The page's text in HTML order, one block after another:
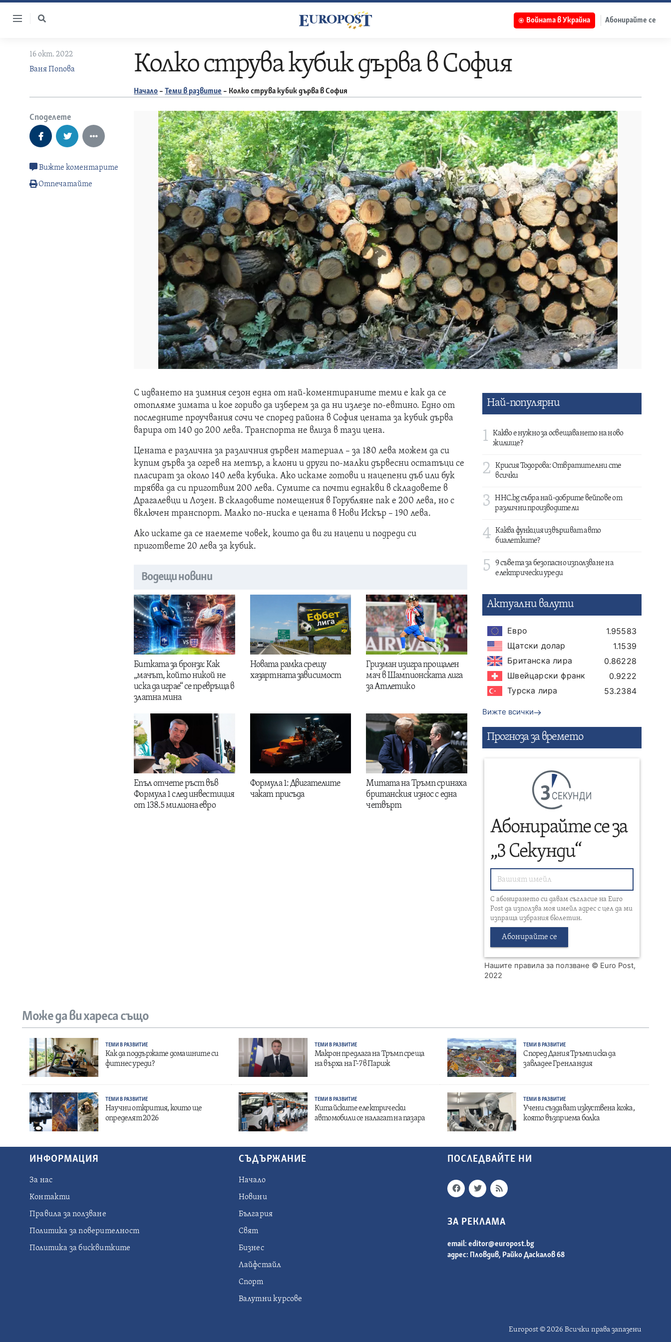
Skip
Войната в Украйна Абонирайте се
16 окт. 2022
Ваня Попова
Колко струва кубик дърва в София
Начало –Теми в развитие – Колко струва кубик дърва в София
Споделете
Вижте коментарите
Отпечатайте
С идването на зимния сезон една от най-коментираните теми е как да се
отопляме зимата и кое гориво да изберем за да ни излезе по-евтино. Едно от
последните проучвания сочи че според района в София цената за кубик дърва
варира от 140 до 200 лева. Транспорта не влиза в тази цена.
Цената е различна за различния дървен материал – за 180 лева можем да си
купим дърва за огрев на метър, а клони и други по-малки дървесни остатъци се
пласират за около 140 лева кубика. Ако искаме готови и нацепени дъб или бук
трябва да си приготвим 200 лева. Сумите са почти еднакви в складовете в
Драгалевци и Лозен. В складовите помещения в Горубляне пак е 200 лева, но с
включен транспорт. Малко по-ниска е цената в Нови Искър – 190 лева.
Ако искате да се наемете човек, които да ви ги нацепи и подреди си
пригответе 20 лева за кубик.
Водещи новини
Битката за бронза: Как
„мачът, който никой не
иска да играе“ се превръща в
златна мина
Новата рамка срещу
хазартната зависимост
Гризман изигра прощален
мач в Шампионската лига
за Атлетико
Епъл отчете ръст във
Формула 1 след инвестиция
от 138.5 милиона евро
Формула 1: Двигателите
чакат присъда
Митата на Тръмп сринаха
британския износ с една
четвърт
Най-популярни
1
Какво е нужно за освещаването на ново
жилище?
2
Крисия Тодорова: Отвратителни сте
всички
3
HHC.bg събра най-добрите вейпове от
различни производители
4 Каква функция извършват авто
биалетките?
5
9 съвета за безопасно използване на
електрически уреди
Актуални валути
Евро
1.95583
Щатски долар
1.1539
Британска лира
0.86228
Швейцарски франк
0.9222
Турска лира
53.2384
Вижте всички
Прогнозa за времето
СЕКУНДИ
Абонирайте се за
„3 Секунди“
С абонирането си давам съгласие на Euro
Post да използва моя имейл адрес с цел да ми
изпраща избрания бюлетин.
Абонирайте се
Нашите правила за ползване © Euro Post,
2022
Може да ви хареса също
ТЕМИ В РАЗВИТИЕ
Как да поддържате домашните си
фитнес уреди?
ТЕМИ В РАЗВИТИЕ
Макрон предлага на Тръмп среща
на върха на Г-7 в Париж
ТЕМИ В РАЗВИТИЕ
Според Дания Тръмп иска да
завладее Гренландия
ТЕМИ В РАЗВИТИЕ
Научни открития, които ще
определят 2026
ТЕМИ В РАЗВИТИЕ
Китайските електрически
автомобили се налагат на пазара
ТЕМИ В РАЗВИТИЕ
Учени създават изкуствена кожа,
която възприема болка
ИНФОРМАЦИЯ
За нас
Контакти
Правила за ползване
Политика за поверителност
Политика за бисквитките
СЪДЪРЖАНИЕ
Начало
Новини
България
Свят
Бизнес
Лайфстайл
Спорт
Валутни курсове
ПОСЛЕДВАЙТЕ НИ
ЗА РЕКЛАМА
email:editor@europost.bg
адрес: Пловдив, Райко Даскалов 68
Europost © 2026 Всички права запазени